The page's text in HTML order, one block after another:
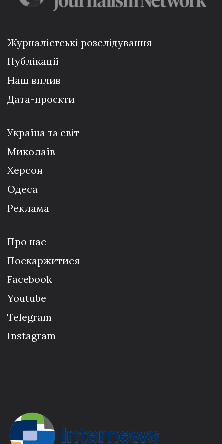
Журналістські розслідування
Публікації
Наш вплив
Дата-проєкти
Україна та світ
Миколаїв
Херсон
Одеса
Реклама
Про нас
Поскаржитися
Facebook
Youtube
Telegram
Instagram